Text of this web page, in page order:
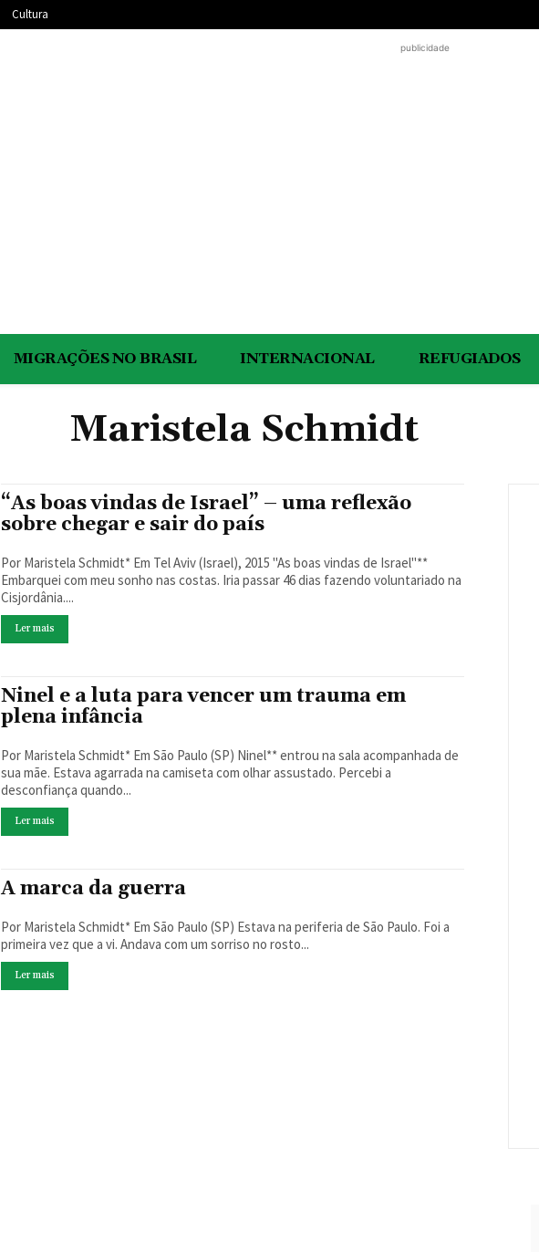
Cultura
publicidade
MIGRAÇÕES NO BRASIL INTERNACIONAL REFUGIADOS
Maristela Schmidt
“As boas vindas de Israel” – uma reflexão
sobre chegar e sair do país
Por Maristela Schmidt* Em Tel Aviv (Israel), 2015 "As boas vindas de Israel"**
Embarquei com meu sonho nas costas. Iria passar 46 dias fazendo voluntariado na
Cisjordânia....
Ler mais
Ninel e a luta para vencer um trauma em
plena infância
Por Maristela Schmidt* Em São Paulo (SP) Ninel** entrou na sala acompanhada de
sua mãe. Estava agarrada na camiseta com olhar assustado. Percebi a
desconfiança quando...
Ler mais
A marca da guerra
Por Maristela Schmidt* Em São Paulo (SP) Estava na periferia de São Paulo. Foi a
primeira vez que a vi. Andava com um sorriso no rosto...
Ler mais